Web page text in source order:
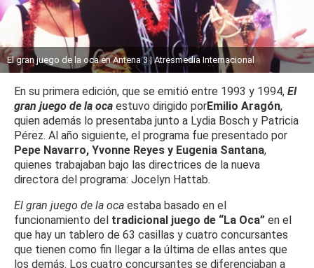
El gran juego de la oca en Antena 3 | Atresmedia Internacional
En su primera edición, que se emitió entre 1993 y 1994, El
gran juego de la oca estuvo dirigido porEmilio Aragón,
quien además lo presentaba junto a Lydia Bosch y Patricia
Pérez. Al año siguiente, el programa fue presentado por
Pepe Navarro, Yvonne Reyes y Eugenia Santana,
quienes trabajaban bajo las directrices de la nueva
directora del programa: Jocelyn Hattab.
El gran juego de la oca estaba basado en el
funcionamiento del tradicional juego de “La Oca” en el
que hay un tablero de 63 casillas y cuatro concursantes
que tienen como fin llegar a la última de ellas antes que
los demás. Los cuatro concursantes se diferenciaban a